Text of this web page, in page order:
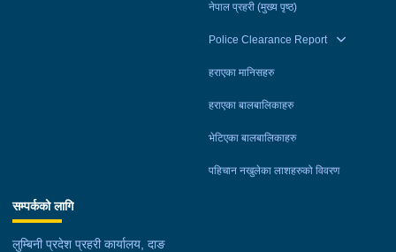
नेपाल प्रहरी (मुख्य पृष्ठ)
Police Clearance Report
हराएका मानिसहरु
हराएका बालबालिकाहरु
भेटिएका बालबालिकाहरु
पहिचान नखुलेका लाशहरुको विवरण
सम्पर्कको लागि
लुम्बिनी प्रदेश प्रहरी कार्यालय, दाङ